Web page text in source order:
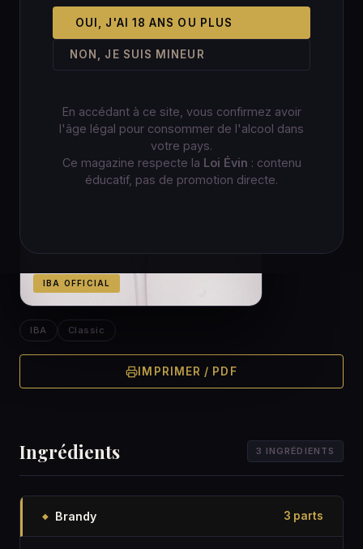
OUI, J'AI 18 ANS OU PLUS
NON, JE SUIS MINEUR
En accédant à ce site, vous confirmez avoir
l'âge légal pour consommer de l'alcool dans
votre pays.
Ce magazine respecte la Loi Évin : contenu
éducatif, pas de promotion directe.
IBA OFFICIAL
IBA Classic
IMPRIMER / PDF
Ingrédients 3 INGRÉDIENTS
◆ Brandy 3 parts